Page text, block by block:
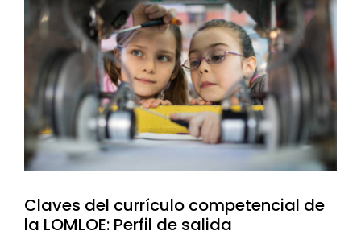
Claves del currículo competencial de
la LOMLOE: Perfil de salida